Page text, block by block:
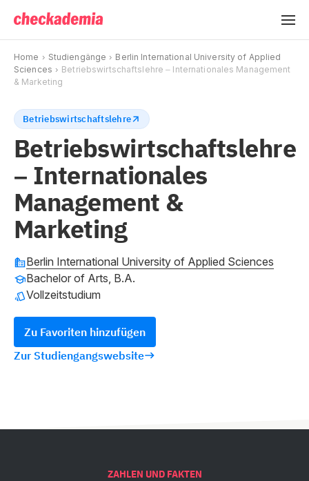
Home Studiengänge
Berlin International University of Applied
Sciences
Betriebswirtschaftslehre – Internationales Management
& Marketing
Betriebswirtschaftslehre
Betriebswirtschaftslehre
– Internationales
Management &
Marketing
Berlin International University of Applied Sciences
Bachelor of Arts, B.A.
Vollzeitstudium
Zu Favoriten hinzufügen
Zur Studiengangswebsite
ZAHLEN UND FAKTEN